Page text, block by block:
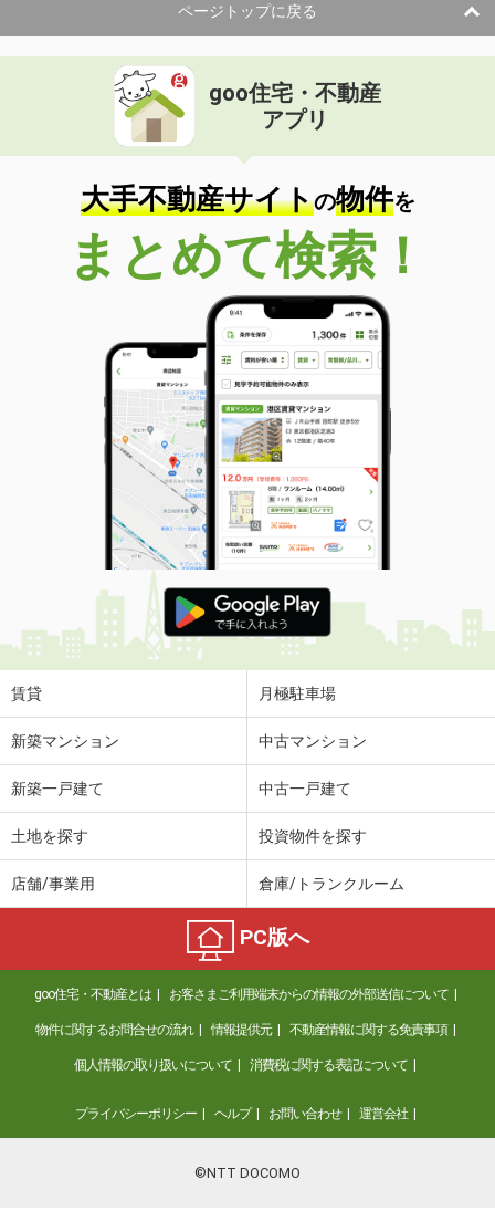
ページトップに戻る
goo住宅・不動産
アプリ
大手不動産サイトの物件を
まとめて検索！
賃貸 月極駐車場
新築マンション 中古マンション
新築一戸建て 中古一戸建て
土地を探す 投資物件を探す
店舗/事業用 倉庫/トランクルーム
PC版へ
goo住宅・不動産とは お客さまご利用端末からの情報の外部送信について
物件に関するお問合せの流れ 情報提供元 不動産情報に関する免責事項
個人情報の取り扱いについて 消費税に関する表記について
プライバシーポリシー ヘルプ お問い合わせ 運営会社
©NTT DOCOMO